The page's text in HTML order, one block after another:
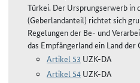
Türkei. Der Ursprungserwerb in
(Geberlandanteil) richtet sich
Regelungen der Be- und
das Empfängerland ein Land der
Artikel 53 UZK-DA
Artikel 54 UZK-DA